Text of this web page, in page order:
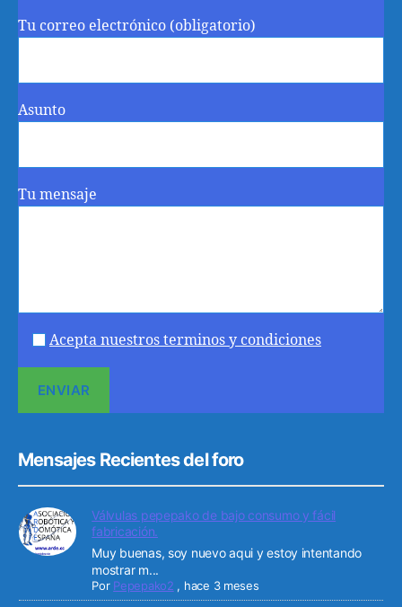
Tu correo electrónico (obligatorio)
Asunto
Tu mensaje
Acepta nuestros terminos y condiciones
Mensajes Recientes del foro
Válvulas pepepako de bajo consumo y fácil
fabricación.
Muy buenas, soy nuevo aqui y estoy intentando
mostrar m...
Por Pepepako2 , hace 3 meses